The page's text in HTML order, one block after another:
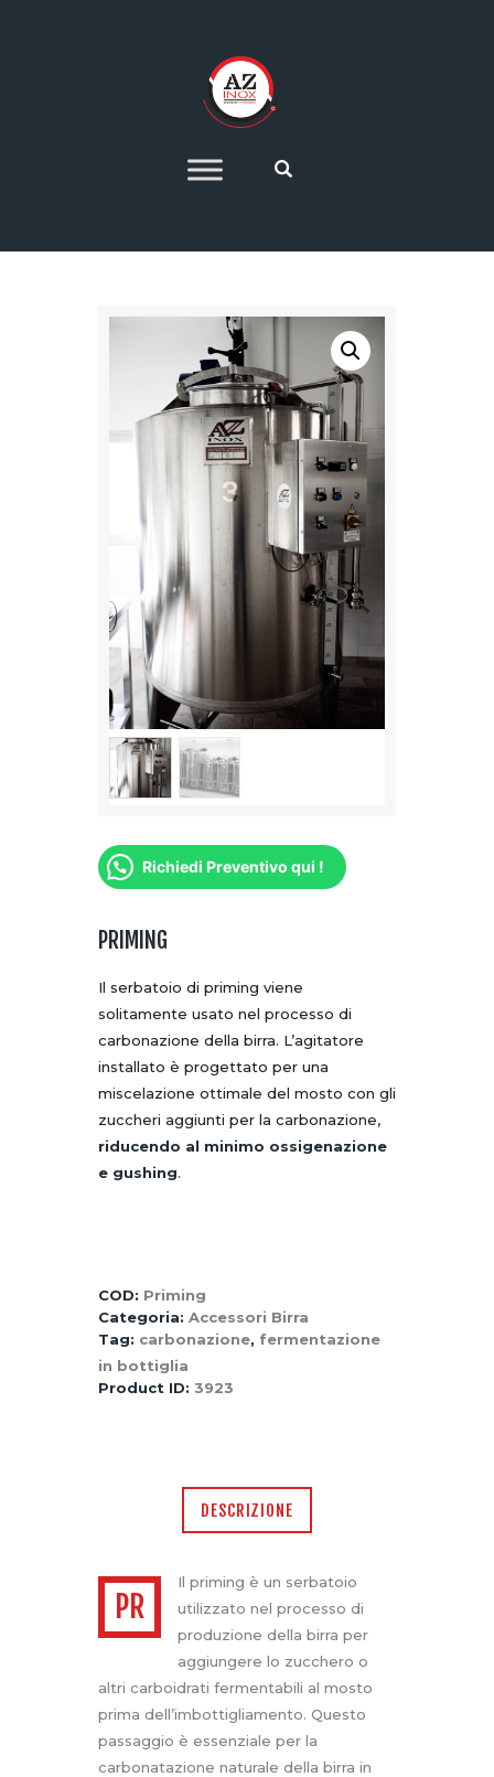
IMPIANTI DI
Richiedi Preventivo qui !
PRIMING
Il serbatoio di priming viene
solitamente usato nel processo di
carbonazione della birra. L’agitatore
installato è progettato per una
miscelazione ottimale del mosto con gli
zuccheri aggiunti per la carbonazione,
riducendo al minimo ossigenazione
e gushing.
COD: Priming
Categoria: Accessori Birra
Tag: carbonazione, fermentazione
in bottiglia
Product ID: 3923
DESCRIZIONE
PR
Il priming è un serbatoio
utilizzato nel processo di
produzione della birra per
aggiungere lo zucchero o
altri carboidrati fermentabili al mosto
prima dell’imbottigliamento. Questo
passaggio è essenziale per la
carbonatazione naturale della birra in